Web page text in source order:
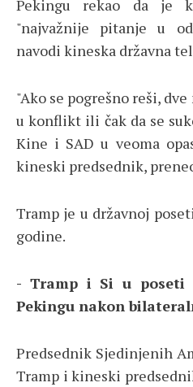
Pekingu rekao da je
"najvažnije pitanje u
navodi kineska državna
"Ako se pogrešno reši,
u konflikt ili čak da se
Kine i SAD u veoma
kineski predsednik,
Tramp je u državnoj
godine.
- Tramp i Si u poseti
Pekingu nakon
Predsednik Sjedinjenih
Tramp i kineski